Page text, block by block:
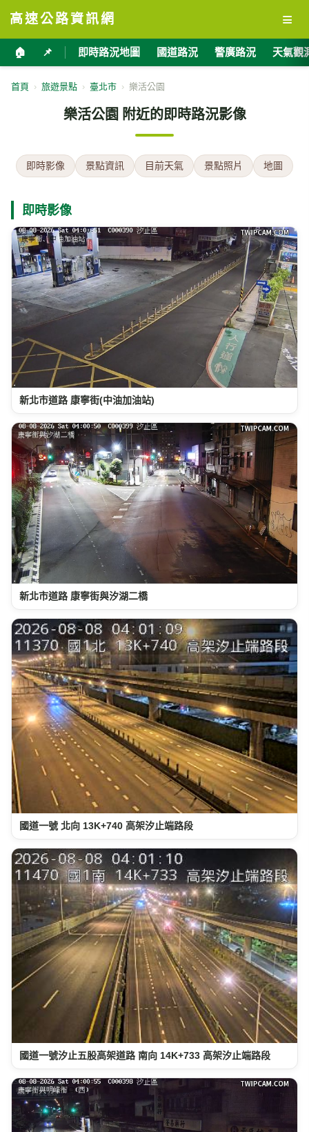
高速公路資訊網 ≡
🏠 📌 即時路況地圖 國道路況 警廣路況 天氣觀
首頁 › 旅遊景點 › 臺北市 › 樂活公園
樂活公園 附近的即時路況影像
即時影像 景點資訊 目前天氣 景點照片 地圖
即時影像
新北市道路 康寧街(中油加油站)
新北市道路 康寧街與汐湖二橋
國道一號 北向 13K+740 高架汐止端路段
國道一號汐止五股高架道路 南向 14K+733 高架汐止端路段